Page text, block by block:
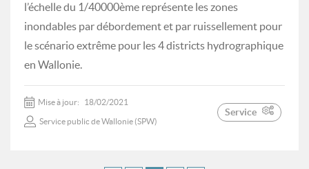
l’échelle du 1/40000ème représente les zones
inondables par débordement et par ruissellement pour
le scénario extrême pour les 4 districts hydrographique
en Wallonie.
Mise à jour: 18/02/2021
Service public de Wallonie (SPW)
Service